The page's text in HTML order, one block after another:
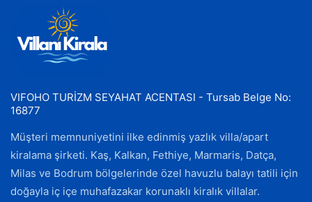
VIFOHO TURİZM SEYAHAT ACENTASI - Tursab Belge No:
16877
Müşteri memnuniyetini ilke edinmiş yazlık villa/apart
kiralama şirketi. Kaş, Kalkan, Fethiye, Marmaris, Datça,
Milas ve Bodrum bölgelerinde özel havuzlu balayı tatili için
doğayla iç içe muhafazakar korunaklı kiralık villalar.